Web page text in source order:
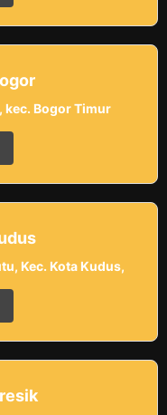
kec. Bogor Timur
Kec. Kota Kudus,